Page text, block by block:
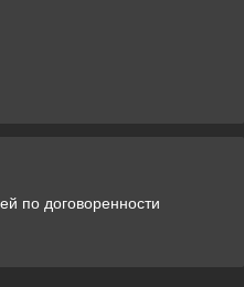
по договоренности